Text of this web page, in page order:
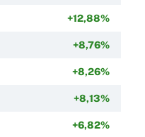
+12,88%
+8,76%
+8,26%
+8,13%
+6,82%